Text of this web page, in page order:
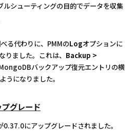
ルシューティングの目的でデータを収集
る代わりに、PMMのLogオプションに
りました。これは、 Backup >
バックアップ復元エントリの横
うになりました。
グレード
にアップグレードされました。